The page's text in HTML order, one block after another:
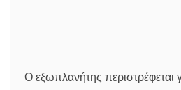
Ο εξωπλανήτης περιστρέφεται